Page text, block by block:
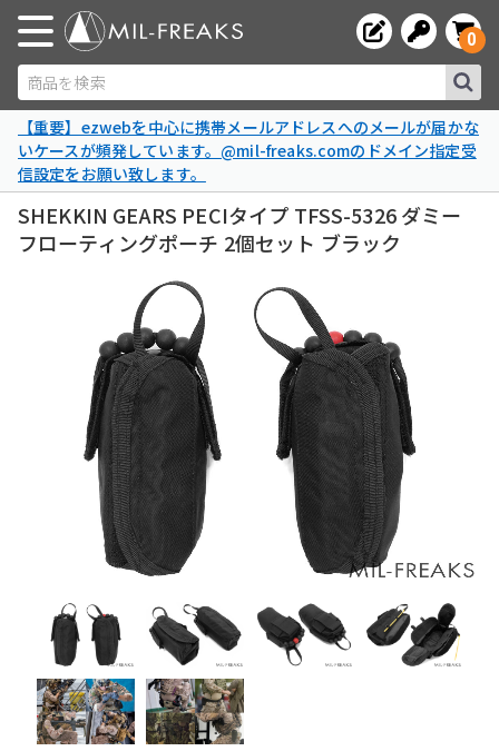
商品を検索
0
【重要】ezwebを中心に携帯メールアドレスへのメールが届かな
いケースが頻発しています。@mil-freaks.comのドメイン指定受
信設定をお願い致します。
SHEKKIN GEARS PECIタイプ TFSS-5326 ダミー
フローティングポーチ 2個セット ブラック